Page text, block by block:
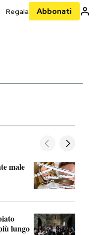
Regala Abbonati
male
lungo